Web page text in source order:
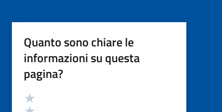
Quanto sono chiare le
informazioni su questa
pagina?
Valutazione